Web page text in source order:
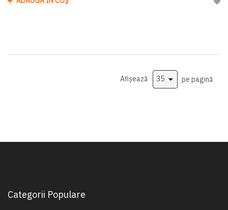
Afișează pe pagină
Categorii Populare